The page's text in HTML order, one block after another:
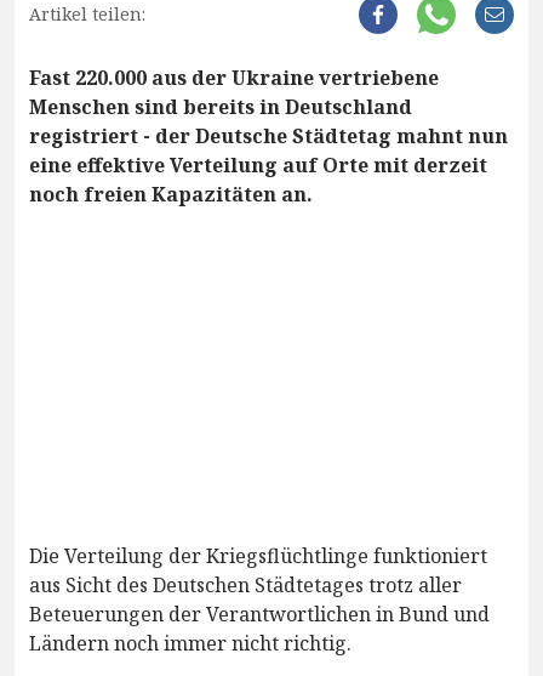
Artikel teilen:
Fast 220.000 aus der Ukraine vertriebene
Menschen sind bereits in Deutschland
registriert - der Deutsche Städtetag mahnt nun
eine effektive Verteilung auf Orte mit derzeit
noch freien Kapazitäten an.
Die Verteilung der Kriegsflüchtlinge funktioniert
aus Sicht des Deutschen Städtetages trotz aller
Beteuerungen der Verantwortlichen in Bund und
Ländern noch immer nicht richtig.